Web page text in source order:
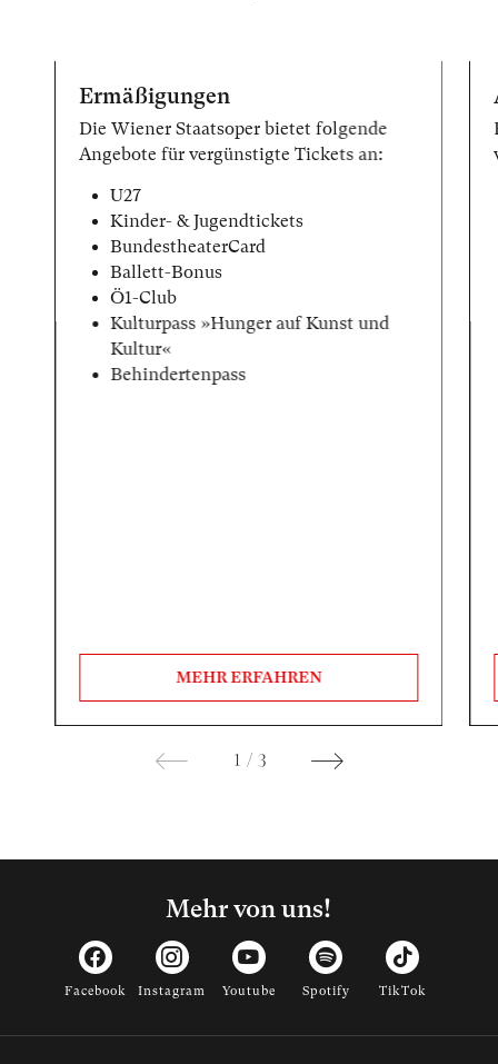
Ermäßigungen
Die Wiener Staatsoper bietet folgende
Angebote für vergünstigte Tickets an:
U27
Kinder- & Jugendtickets
BundestheaterCard
Ballett-Bonus
Ö1-Club
Kulturpass »Hunger auf Kunst und
Kultur«
Behindertenpass
MEHR ERFAHREN
1 / 3
Mehr von uns!
Facebook Instagram Youtube Spotify TikTok